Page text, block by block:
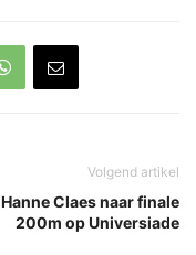
Volgend artikel
Hanne Claes naar finale
200m op Universiade